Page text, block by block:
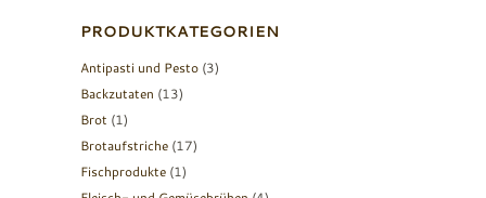
PRODUKTKATEGORIEN
Antipasti und Pesto (3)
Backzutaten (13)
Brot (1)
Brotaufstriche (17)
Fischprodukte (1)